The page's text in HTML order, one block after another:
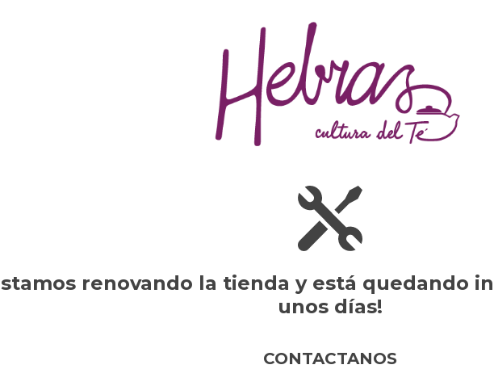
renovando la tienda y está quedando
unos días!
CONTACTANOS